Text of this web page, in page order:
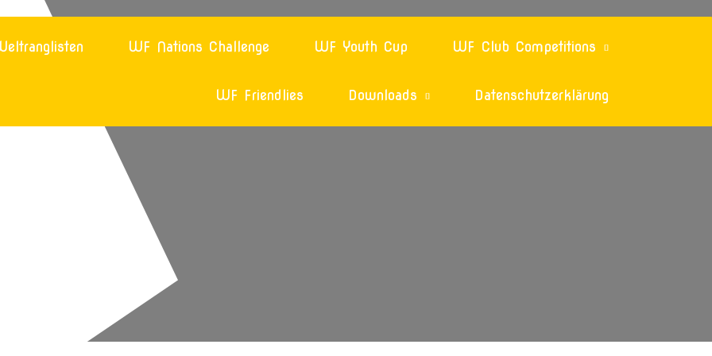
WF Nations Challenge WF Youth Cup WF Club Competitions
WF Friendlies Downloads Datenschutzerklärung